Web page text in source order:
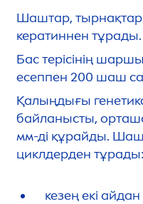
Шаштар, тырнақтар
кератиннен тұрады.
Бас терісінің
есеппен 200 шаш
Қалыңдығы
байланысты,
мм-ді құрайды.
циклдерден тұрады:
кезең екі